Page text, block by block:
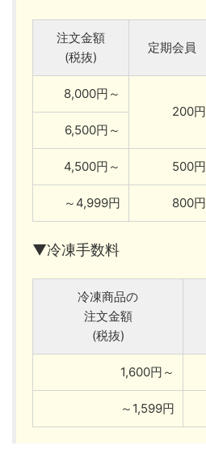
注文金額
(税抜)
定期会員
8,000円～
200円
6,500円～
4,500円～ 500円
～4,999円 800円
▼冷凍手数料
冷凍商品の
注文金額
(税抜)
1,600円～
～1,599円